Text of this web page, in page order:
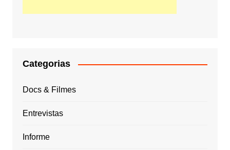
Categorias
Docs & Filmes
Entrevistas
Informe